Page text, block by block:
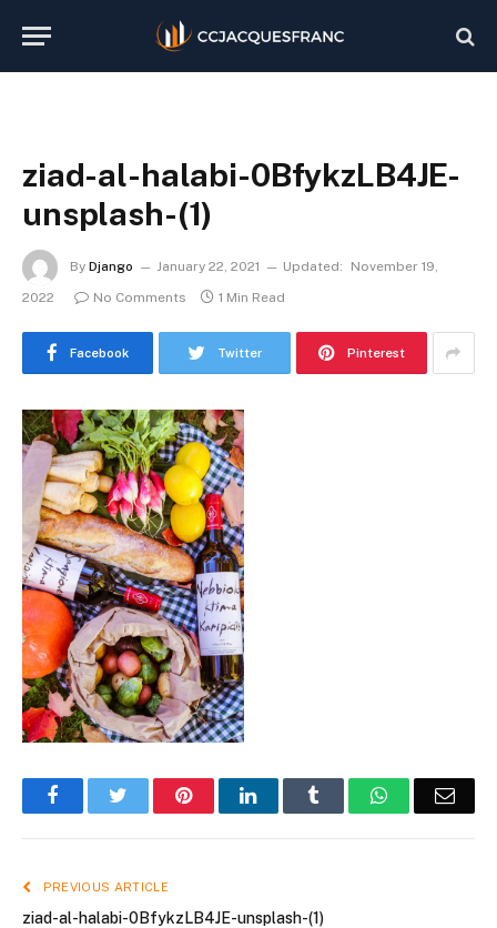
ziad-al-halabi-0BfykzLB4JE-
unsplash-(1)
By Django January 22, 2021 Updated:
November 19,
2022
No Comments 1 Min Read
Facebook Twitter Pinterest
FacebookTwitter PinterestLinkedIn Tumblr WhatsApp
PREVIOUS ARTICLE
ziad-al-halabi-0BfykzLB4JE-unsplash-(1)